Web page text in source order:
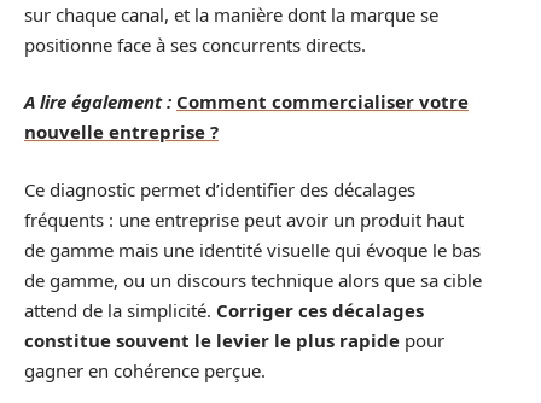
sur chaque canal, et la manière dont la marque se
positionne face à ses concurrents directs.
A lire également : Comment commercialiser votre
nouvelle entreprise ?
Ce diagnostic permet d’identifier des décalages
fréquents : une entreprise peut avoir un produit haut
de gamme mais une identité visuelle qui évoque le bas
de gamme, ou un discours technique alors que sa cible
attend de la simplicité. Corriger ces décalages
constitue souvent le levier le plus rapide pour
gagner en cohérence perçue.